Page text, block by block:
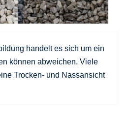
handelt es sich um ein
können abweichen. Viele
Trocken- und Nassansicht